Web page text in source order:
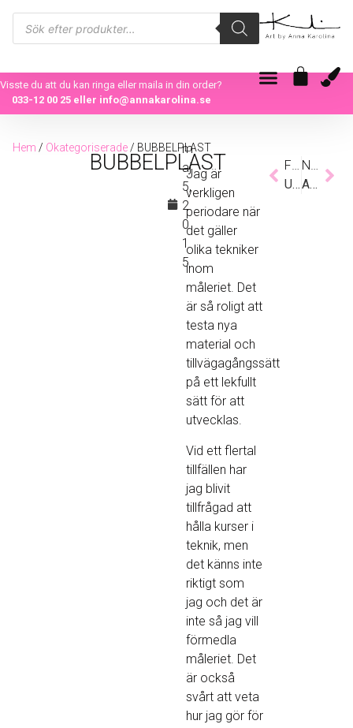
Visste du att du kan ringa eller maila in din order?
033-12 00 25eller info@annakarolina.se
Hem / Okategoriserade/ BUBBELPLAST
BUBBELPLAST
m
aj
5,
2
0
1
5
Jag är
verkligen
periodare när
det gäller
olika tekniker
inom
måleriet. Det
är så roligt att
testa nya
material och
tillvägagångssätt
på ett lekfullt
sätt för att
utvecklas.
Vid ett flertal
tillfällen har
jag blivit
tillfrågad att
hålla kurser i
teknik, men
det känns inte
riktigt som
jag och det är
inte så jag vill
förmedla
måleriet. Det
är också
svårt att veta
hur jag gör för
Föregående
UTMANING
Nästa
ALLTID I PINGST